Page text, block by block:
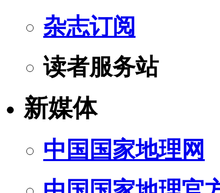
杂志订阅
读者服务站
新媒体
中国国家地理网